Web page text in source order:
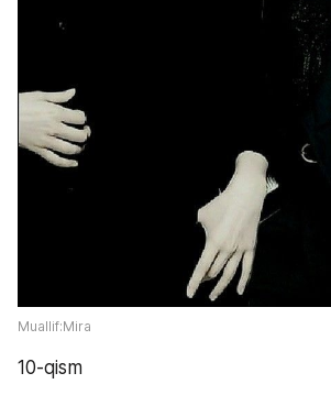
Muallif:Mira
10-qism